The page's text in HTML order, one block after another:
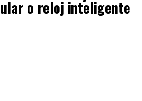
dos años su vencimiento.
trabajadores dependen de manera
fueguina y otros 9.000 de forma
servicios relacionados a la actividad
hablando de la fuente de sustento
de la provincia y más aún si
trabajadores, que cuentan con
ayudan a dinamizar al resto de la
El futuro de Tierra del Fuego y su
dependen de poder
sobre la continuidad del
o reloj inteligente